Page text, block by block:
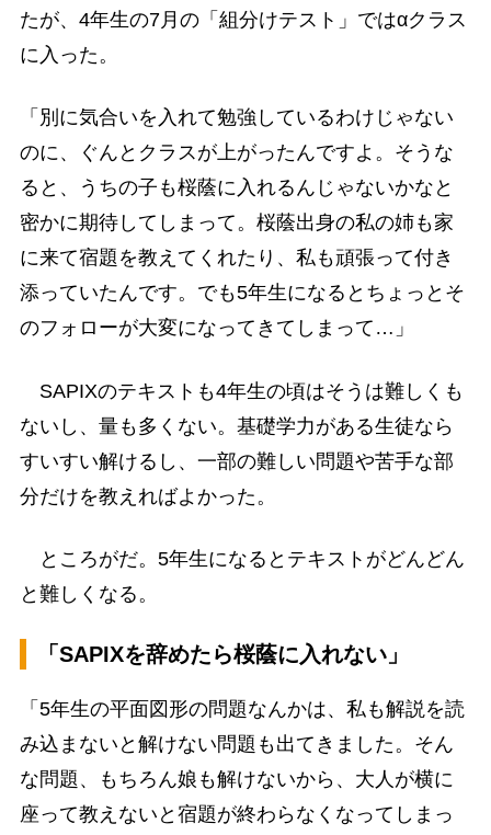
たが、4年生の7月の「組分けテスト」ではαクラス
に入った。
「別に気合いを入れて勉強しているわけじゃない
のに、ぐんとクラスが上がったんですよ。そうな
ると、うちの子も桜蔭に入れるんじゃないかなと
密かに期待してしまって。桜蔭出身の私の姉も家
に来て宿題を教えてくれたり、私も頑張って付き
添っていたんです。でも5年生になるとちょっとそ
のフォローが大変になってきてしまって…」
SAPIXのテキストも4年生の頃はそうは難しくも
ないし、量も多くない。基礎学力がある生徒なら
すいすい解けるし、一部の難しい問題や苦手な部
分だけを教えればよかった。
ところがだ。5年生になるとテキストがどんどん
と難しくなる。
「SAPIXを辞めたら桜蔭に入れない」
「5年生の平面図形の問題なんかは、私も解説を読
み込まないと解けない問題も出てきました。そん
な問題、もちろん娘も解けないから、大人が横に
座って教えないと宿題が終わらなくなってしまっ